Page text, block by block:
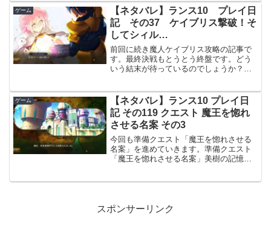
き挑戦魔人ガルティア攻略今回、クエス
ト「大作戦 ゼスで...
ゲーム
【ネタバレ】ランス10 プレイ日
記 その37 ケイブリス撃破！そ
してシィル…
前回に続き魔人ケイブリス攻略の記事で
す。最終決戦もとうとう終盤です。どう
いう結末が待っているのでしょうか？ク
けて下の地下水路に落ちてしまいます。
ここでケイブリスは慎重...
ゲーム
【ネタバレ】ランス10 プレイ日
記 その119 クエスト 魔王を惚れ
させる名案 その3
今回も準備クエスト「魔王を惚れさせる
名案」を進めていきます。準備クエスト
「魔王を惚れさせる名案」美樹の記憶を
スポンサーリンク